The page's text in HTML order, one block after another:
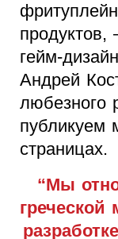
продуктов,
гейм-
Андрей
любезного
публикуем
страницах.
“Мы
греческой